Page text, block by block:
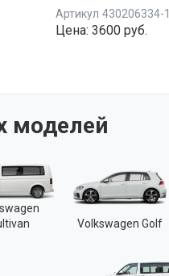
Артикул 430206334-
Цена: 3600 руб.
моделей
Volkswagen Golf